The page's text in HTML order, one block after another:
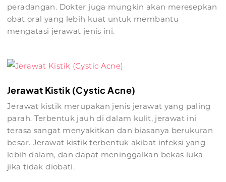
peradangan. Dokter juga mungkin akan meresepkan
obat oral yang lebih kuat untuk membantu
mengatasi jerawat jenis ini.
Jerawat Kistik (Cystic Acne)
Jerawat kistik merupakan jenis jerawat yang paling
parah. Terbentuk jauh di dalam kulit, jerawat ini
terasa sangat menyakitkan dan biasanya berukuran
besar. Jerawat kistik terbentuk akibat infeksi yang
lebih dalam, dan dapat meninggalkan bekas luka
jika tidak diobati.